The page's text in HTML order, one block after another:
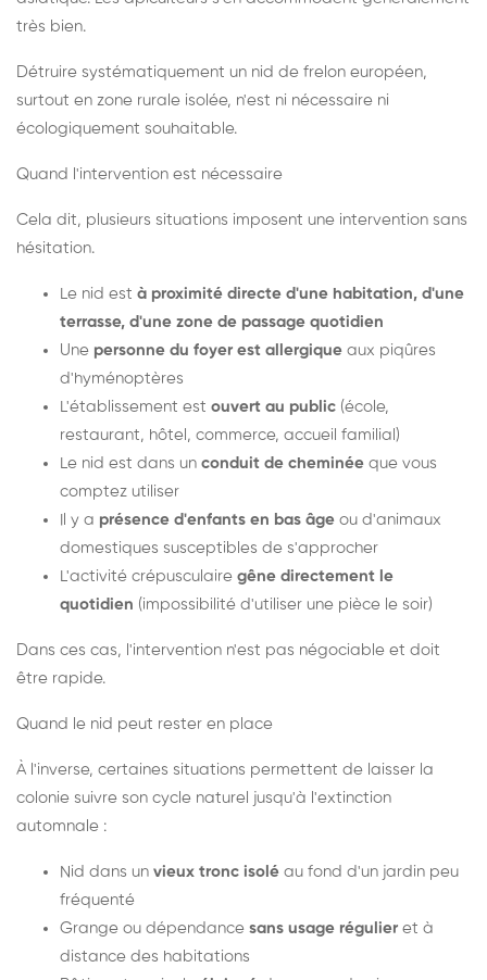
très bien.
Détruire systématiquement un nid de frelon européen,
surtout en zone rurale isolée, n'est ni nécessaire ni
écologiquement souhaitable.
Quand l'intervention est nécessaire
Cela dit, plusieurs situations imposent une intervention sans
hésitation.
Le nid est à proximité directe d'une habitation, d'une
terrasse, d'une zone de passage quotidien
Une personne du foyer est allergique aux piqûres
d'hyménoptères
L'établissement est ouvert au public (école,
restaurant, hôtel, commerce, accueil familial)
Le nid est dans un conduit de cheminée que vous
comptez utiliser
Il y a présence d'enfants en bas âge ou d'animaux
domestiques susceptibles de s'approcher
L'activité crépusculaire gêne directement le
quotidien (impossibilité d'utiliser une pièce le soir)
Dans ces cas, l'intervention n'est pas négociable et doit
être rapide.
Quand le nid peut rester en place
À l'inverse, certaines situations permettent de laisser la
colonie suivre son cycle naturel jusqu'à l'extinction
automnale :
Nid dans un vieux tronc isolé au fond d'un jardin peu
fréquenté
Grange ou dépendance sans usage régulier et à
distance des habitations